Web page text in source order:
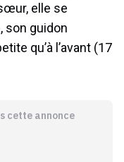
elle se
son guidon
qu’à l’avant (17
cette annonce